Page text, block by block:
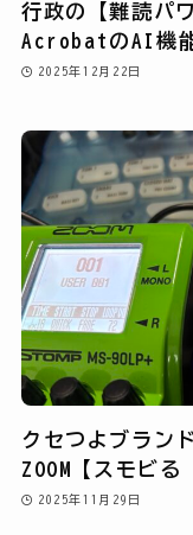
行政の【難読パ
AcrobatのAI機
2025年12月22日
クセつよブラン
ZOOM【スモビる
2025年11月29日